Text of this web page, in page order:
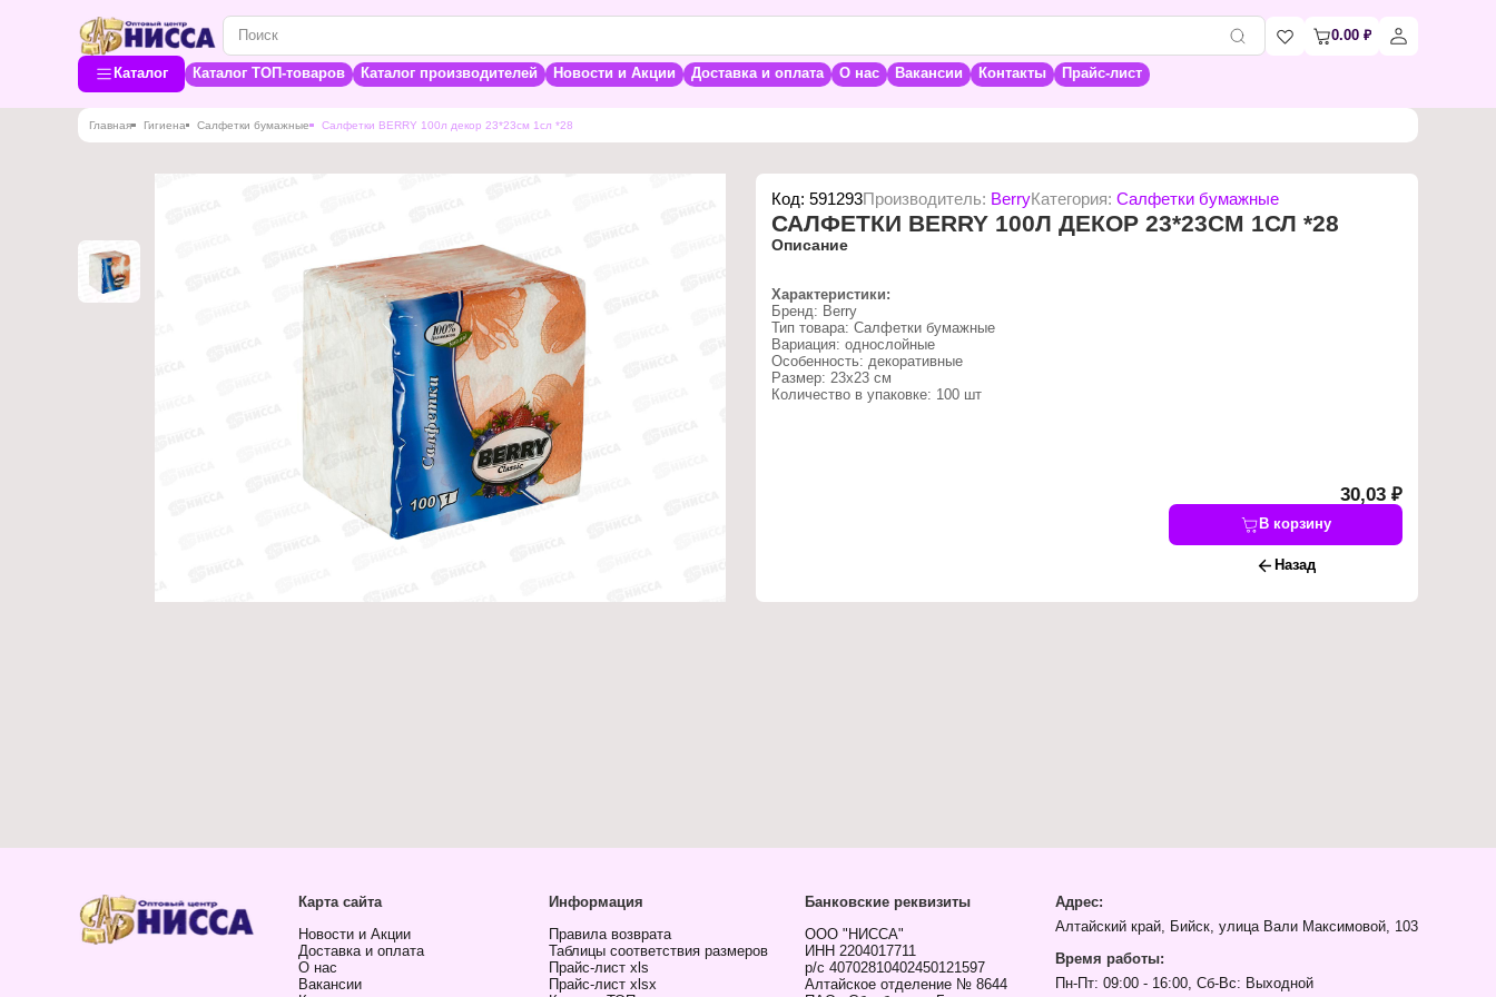
0.00 ₽
Каталог Каталог ТОП-товаров Каталог производителей Новости и Акции Доставка и оплата О нас Вакансии Контакты Прайс-лист
Главная Гигиена Салфетки бумажные Салфетки BERRY 100л декор 23*23см 1сл *28
Код: 591293Производитель: BerryКатегория: Салфетки бумажные
САЛФЕТКИ BERRY 100Л ДЕКОР 23*23СМ 1СЛ *28
Описание
Характеристики:
Бренд: Berry
Тип товара: Салфетки бумажные
Вариация: однослойные
Особенность: декоративные
Размер: 23х23 см
Количество в упаковке: 100 шт
30,03 ₽
Назад
В корзину
Карта сайта
Новости и Акции
Доставка и оплата
О нас
Вакансии
Информация
Правила возврата
Таблицы соответствия размеров
Прайс-лист xls
Прайс-лист xlsx
Банковские реквизиты
ООО "НИССА"
ИНН 2204017711
р/с 40702810402450121597
Алтайское отделение № 8644
Адрес:
Алтайский край, Бийск, улица Вали Максимовой, 103
Время работы:
Пн-Пт: 09:00 - 16:00, Сб-Вс: Выходной